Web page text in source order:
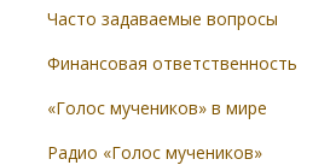
Часто задаваемые вопросы
Финансовая ответственность
«Голос мучеников» в мире
Радио «Голос мучеников»